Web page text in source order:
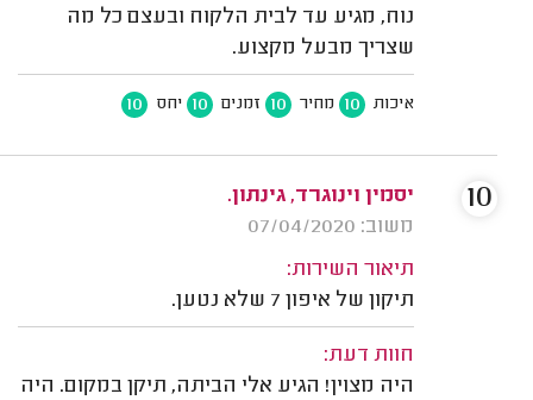
נוח, מגיע עד לבית הלקוח ובעצם כל מה
שצריך מבעל מקצוע.
איכות 10 מחיר 10 זמנים 10 יחס 10
יסמין וינוגרד, גינתון.
משוב: 07/04/2020
תיאור השירות:
תיקון של איפון 7 שלא נטען.
חוות דעת:
היה מצוין! הגיע אלי הביתה, תיקן במקום. היה
10